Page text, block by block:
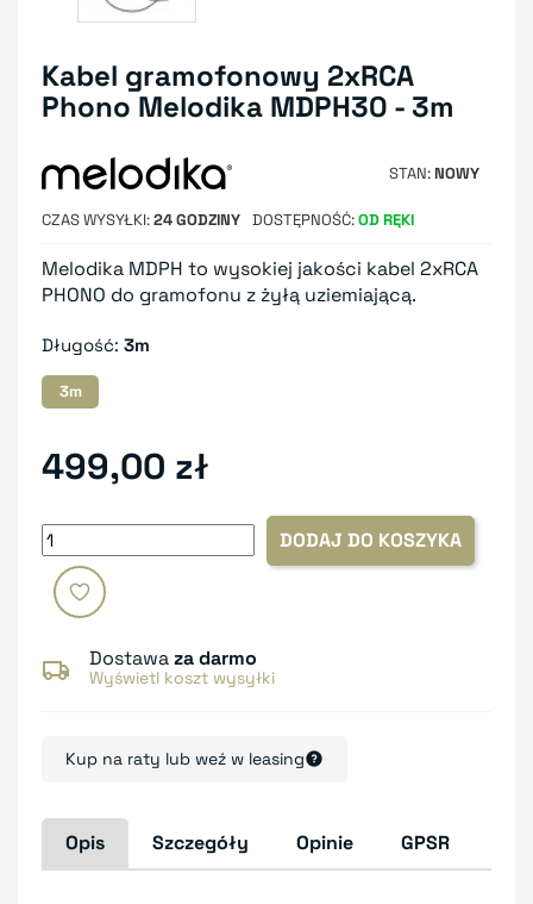
Kabel gramofonowy 2xRCA
Phono Melodika MDPH30 - 3m
STAN NOWY
CZAS WYSYŁKI 24 GODZINY DOSTĘPNOŚĆ OD RĘKI
Melodika MDPH to wysokiej jakości kabel 2xRCA
PHONO do gramofonu z żyłą uziemiającą.
Długość: 3m
3m
499,00 zł
DODAJ DO KOSZYKA
Dostawaza darmo
Wyświetl koszt wysyłki
Kup na raty lub weź w leasing
Opis Szczegóły Opinie GPSR